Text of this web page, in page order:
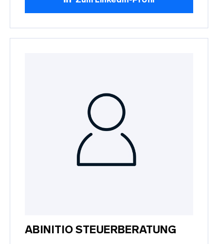
ABINITIO STEUERBERATUNG